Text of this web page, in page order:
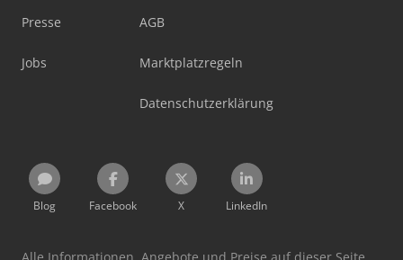
Presse
Jobs
AGB
Marktplatzregeln
Datenschutzerklärung
Blog Facebook X LinkedIn